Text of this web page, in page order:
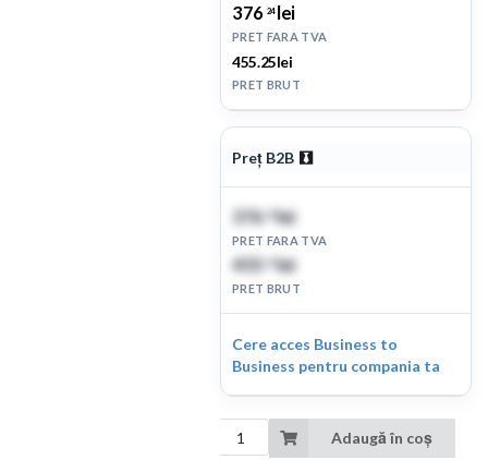
376 24lei
PRET FARA TVA
455.25lei
PRET BRUT
Preț B2B
376 lei
PRET FARA TVA
455 lei
PRET BRUT
Cere acces Business to
Business pentru compania ta
Adaugă în coș